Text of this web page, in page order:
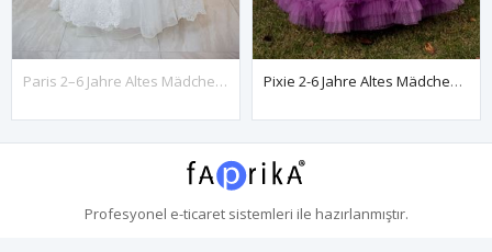
Paris 2–6 Jahre Altes Mädchenkleid 20104, Gebrochenes Weiß Pixie 2-6 Jahre Altes Mädchenkleid 20080 Flieder
Profesyonel e-ticaretsistemleri ile hazırlanmıştır.